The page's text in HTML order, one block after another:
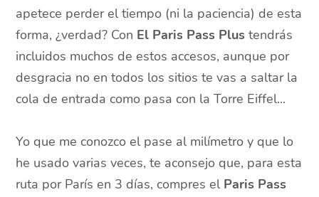
apetece perder el tiempo (ni la paciencia) de esta
forma, ¿verdad? Con El Paris Pass Plus tendrás
incluidos muchos de estos accesos, aunque por
desgracia no en todos los sitios te vas a saltar la
cola de entrada como pasa con la Torre Eiffel...
Yo que me conozco el pase al milímetro y que lo
he usado varias veces, te aconsejo que, para esta
ruta por París en 3 días, compres el Paris Pass